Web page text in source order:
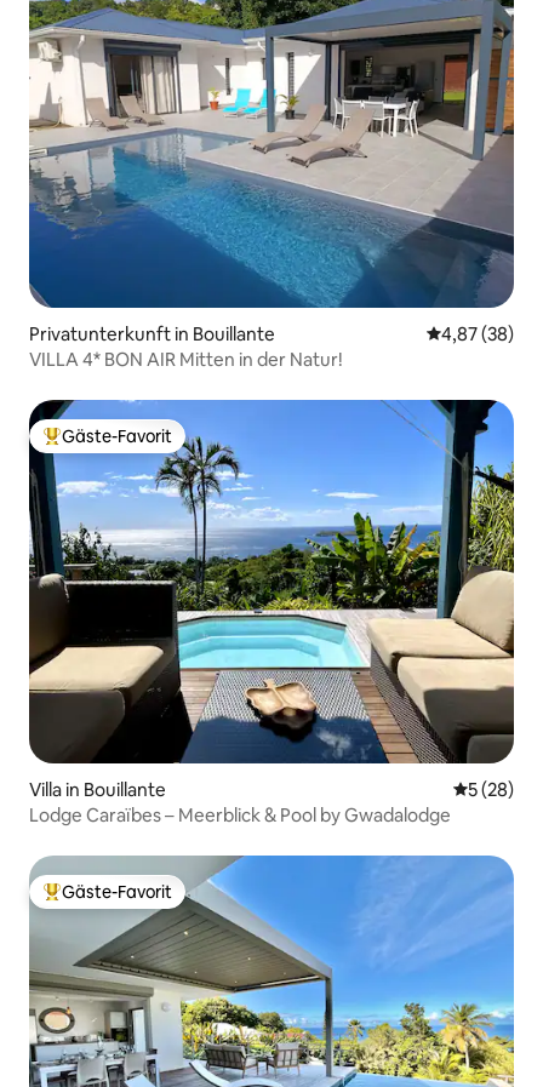
Privatunterkunft in Bouillante
4,87 (38)
VILLA 4* BON AIR Mitten in der Natur!
Beliebter Gäste-Favorit.
Gäste-Favorit
Villa in Bouillante
5 (28)
Lodge Caraïbes – Meerblick & Pool by Gwadalodge
Beliebter Gäste-Favorit.
Gäste-Favorit